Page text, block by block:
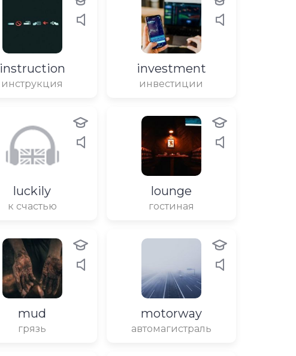
instruction
инструкция
investment
инвестиции
luckily
к счастью
lounge
гостиная
mud
грязь
motorway
автомагистраль